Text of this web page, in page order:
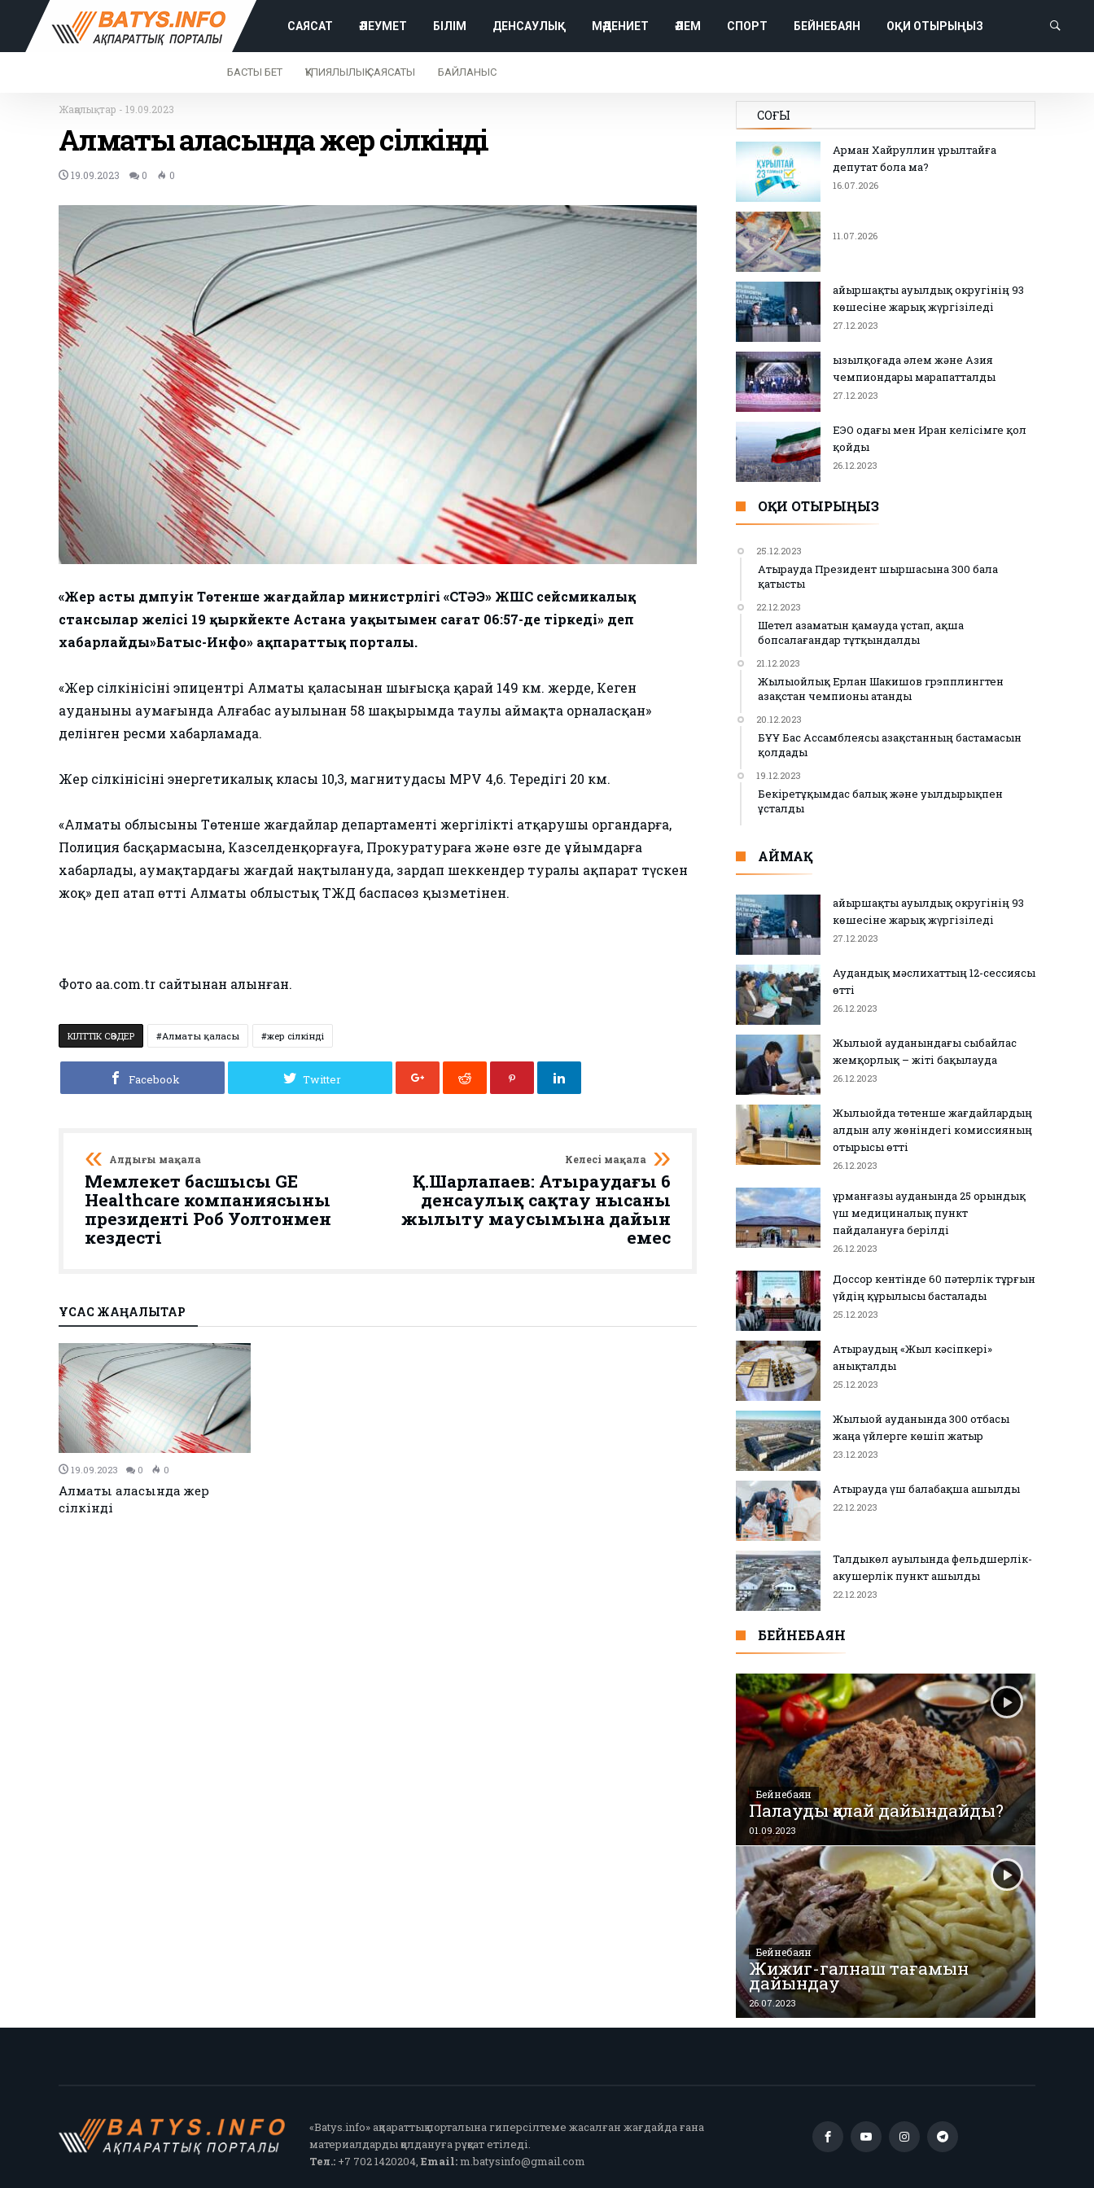
САЯСАТ ӘЛЕУМЕТ БІЛІМ ДЕНСАУЛЫҚ МӘДЕНИЕТ ӘЛЕМ СПОРТ БЕЙНЕБАЯН ОҚИ ОТЫРЫҢЫЗ
БАСТЫ БЕТ ҚҰПИЯЛЫЛЫҚ САЯСАТЫ БАЙЛАНЫС
Жаңалықтар - 19.09.2023
Алматы қаласында жер сілкінді
19.09.2023 0 0
«Жер асты дүмпуін Төтенше жағдайлар министрлігі «СТӘЭ» ЖШС сейсмикалық
стансылар желісі 19 қыркүйекте Астана уақытымен сағат 06:57-де тіркеді» деп
хабарлайды»Батыс-Инфо» ақпараттық порталы.
«Жер сілкінісінің эпицентрі Алматы қаласынан шығысқа қарай 149 км. жерде, Кеген
ауданының аумағында Алғабас ауылынан 58 шақырымда таулы аймақта орналасқан»
делінген ресми хабарламада.
Жер сілкінісінің энергетикалық класы 10,3, магнитудасы MPV 4,6. Тереңдігі 20 км.
«Алматы облысының Төтенше жағдайлар департаменті жергілікті атқарушы органдарға,
Полиция басқармасына, Казселденқорғауға, Прокуратураға және өзге де ұйымдарға
хабарлады, аумақтардағы жағдай нақтылануда, зардап шеккендер туралы ақпарат түскен
жоқ» деп атап өтті Алматы облыстық ТЖД баспасөз қызметінен.
Фото aa.com.tr сайтынан алынған.
КІЛТТІК СӨЗДЕР Алматы қаласы жер сілкінді
Facebook Twitter
Алдыңғы мақала
Мемлекет басшысы GE
Healthcare компаниясының
президенті Роб Уолтонмен
кездесті
Келесі мақала
Қ.Шарлапаев: Атыраудағы 6
денсаулық сақтау нысаны
жылыту маусымына дайын
емес
ҰҚСАС ЖАҢАЛЫҚТАР
19.09.2023 0 0
Алматы қаласында жер
сілкінді
СОҢҒЫ
Арман Хайруллин Құрылтайға
депутат бола ма?
16.07.2026
11.07.2026
Қайыршақты ауылдық округінің 93
көшесіне жарық жүргізіледі
27.12.2023
Қызылқоғада әлем және Азия
чемпиондары марапатталды
27.12.2023
ЕЭО одағы мен Иран келісімге қол
қойды
26.12.2023
ОҚИ ОТЫРЫҢЫЗ
25.12.2023
Атырауда Президент шыршасына 300 бала
қатысты
22.12.2023
Шетел азаматын қамауда ұстап, ақша
бопсалағандар тұтқындалды
21.12.2023
Жылыойлық Ерлан Шакишов грэпплингтен
Қазақстан чемпионы атанды
20.12.2023
БҰҰ Бас Ассамблеясы Қазақстанның бастамасын
қолдады
19.12.2023
Бекіретұқымдас балық және уылдырықпен
ұсталды
АЙМАҚ
Қайыршақты ауылдық округінің 93
көшесіне жарық жүргізіледі
27.12.2023
Аудандық мәслихаттың 12-сессиясы
өтті
26.12.2023
Жылыой ауданындағы сыбайлас
жемқорлық – жіті бақылауда
26.12.2023
Жылыойда төтенше жағдайлардың
алдын алу жөніндегі комиссияның
отырысы өтті
26.12.2023
Құрманғазы ауданында 25 орындық
үш медициналық пункт
пайдалануға берілді
26.12.2023
Доссор кентінде 60 пәтерлік тұрғын
үйдің құрылысы басталады
25.12.2023
Атыраудың «Жыл кәсіпкері»
анықталды
25.12.2023
Жылыой ауданында 300 отбасы
жаңа үйлерге көшіп жатыр
23.12.2023
Атырауда үш балабақша ашылды
22.12.2023
Талдыкөл ауылында фельдшерлік-
акушерлік пункт ашылды
22.12.2023
БЕЙНЕБАЯН
Бейнебаян
Палауды қалай дайындайды?
01.09.2023
Бейнебаян
Жижиг-галнаш тағамын
дайындау
26.07.2023
«Batys.info» ақпараттық порталына гиперсілтеме жасалған жағдайда ғана
материалдарды қолдануға рұқсат етіледі.
Тел.:+7 702 1420204, Email:m.batysinfo@gmail.com